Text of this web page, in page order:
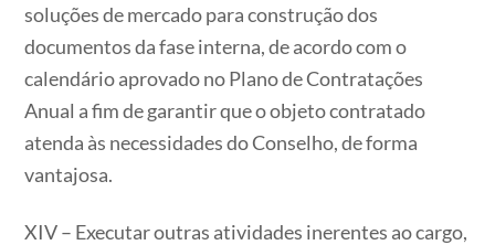
soluções de mercado para construção dos
documentos da fase interna, de acordo com o
calendário aprovado no Plano de Contratações
Anual a fim de garantir que o objeto contratado
atenda às necessidades do Conselho, de forma
vantajosa.
XIV – Executar outras atividades inerentes ao cargo,